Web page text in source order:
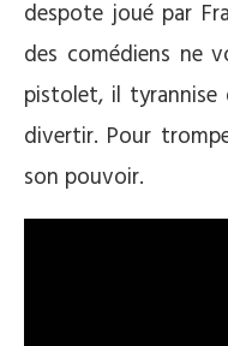
despote joué par
des comédiens ne
pistolet, il
divertir. Pour
son pouvoir.